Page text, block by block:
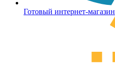
Готовый интернет-магазин